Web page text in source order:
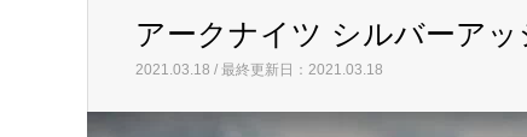
アークナイツ シルバーアッ
2021.03.18 / 最終更新日：2021.03.18